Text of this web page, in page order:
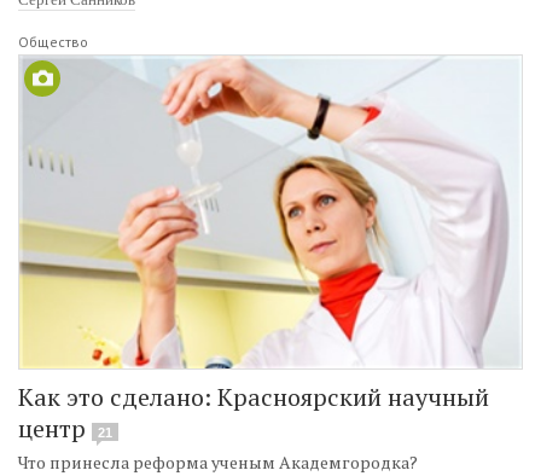
Общество
Как это сделано: Красноярский научный
центр
21
Что принесла реформа ученым Академгородка?